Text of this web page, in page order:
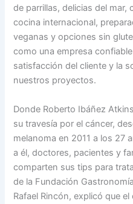
de parrillas, delicias del mar,
cocina internacional,
veganas y opciones sin
como una empresa
satisfacción del cliente y la
nuestros proyectos.
Donde Roberto Ibáñez
su travesía por el cáncer,
melanoma en 2011 a los 27
a él, doctores, pacientes y
comparten sus tips para
de la Fundación
Rafael Rincón, explicó que